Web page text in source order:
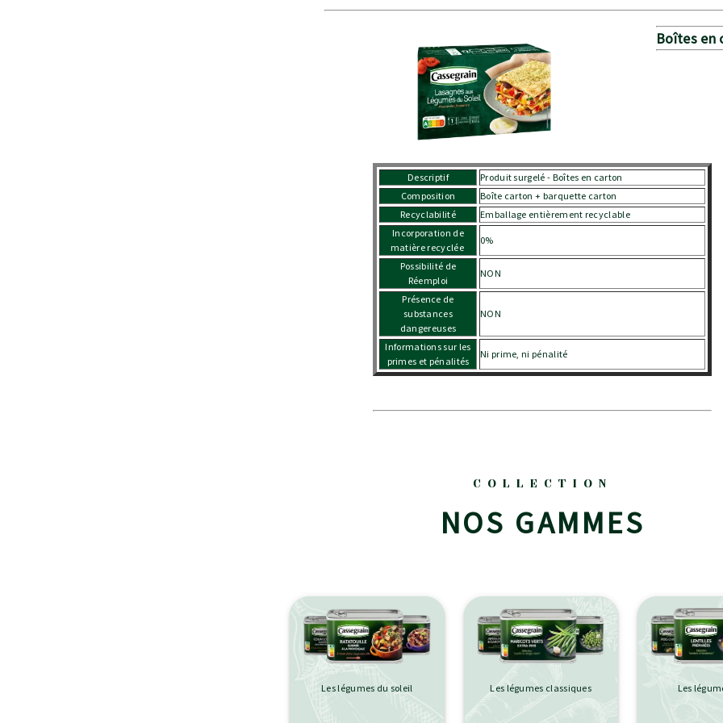
Boîtes en
Descriptif
Produit surgelé - Boîtes en carton
Composition
Boîte carton + barquette carton
Recyclabilité
Emballage entièrement recyclable
Incorporation de
matière recyclée
0%
Possibilité de
Réemploi
NON
Présence de
substances
dangereuses
NON
Informations sur les
primes et pénalités
Ni prime, ni pénalité
COLLECTION
NOS GAMMES
Les légumes du soleil Les légumes classiques Les